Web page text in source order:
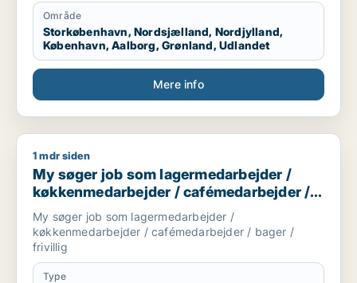
Område
Storkøbenhavn, Nordsjælland, Nordjylland,
København, Aalborg, Grønland, Udlandet
Mere info
My søger job som lagermedarbejder / køkkenmedarbejder
1 mdr siden
My søger job som lagermedarbejder /
køkkenmedarbejder / cafémedarbejder /
bager / frivillig
My søger job som lagermedarbejder /
køkkenmedarbejder / cafémedarbejder / bager /
frivillig
Type